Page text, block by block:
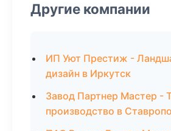
Другие компании
ИП Уют Престиж -
дизайн в Иркутск
Завод Партнер Мастер -
производство в